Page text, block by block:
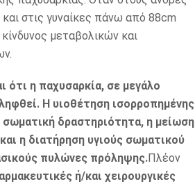
στις γυναίκες πάνω από 88cm
μεταβολικών και
ότι η παχυσαρκία, σε μεγάλο
Η υιοθέτηση ισορροπημένης
δραστηριότητα, η μείωση
η διατήρηση υγιούς σωματικού
πυλώνες πρόληψης.Πλέον
ή/και χειρουργικές